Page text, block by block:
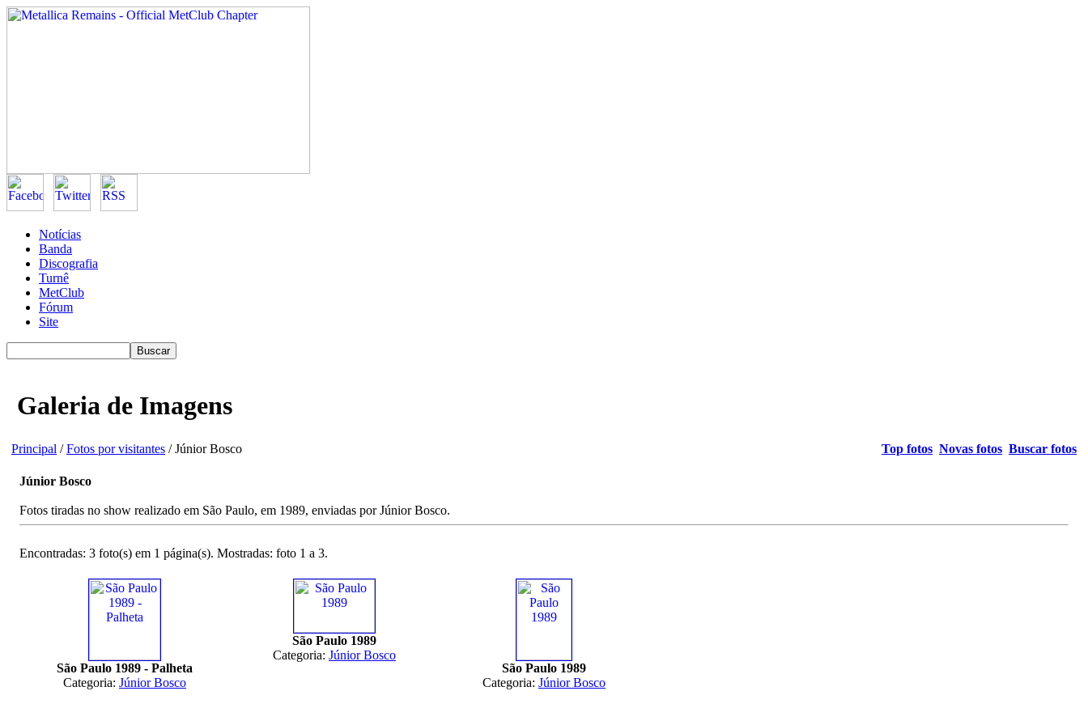
Notícias
Banda
Discografia
Turnê
MetClub
Fórum
Site
Galeria de Imagens
Principal /Fotos por visitantes / Júnior Bosco Top fotos Novas fotos Buscar fotos
Júnior Bosco
Fotos tiradas no show realizado em São Paulo, em 1989, enviadas por Júnior Bosco.
Encontradas: 3 foto(s) em 1 página(s). Mostradas: foto 1 a 3.
São Paulo 1989 - Palheta
Categoria: Júnior Bosco
São Paulo 1989
Categoria: Júnior Bosco
São Paulo 1989
Categoria: Júnior Bosco